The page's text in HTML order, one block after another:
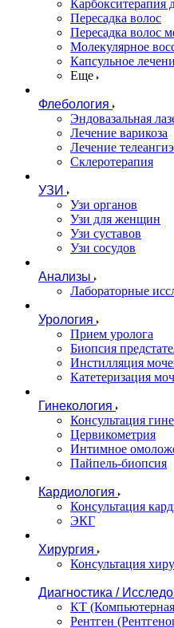
Карбокситерапия
Пересадка волос
Пересадка волос
Молекулярное
Капсульное
Еще
Флебология
Эндовазальная
Лечение варикоза
Лечение
Склеротерапия
УЗИ
Узи органов
Узи для женщин
Узи cуставов
Узи сосудов
Анализы
Лабораторные
Урология
Прием уролога
Биопсия
Инстилляция
Катетеризация
Гинекология
Консультация
Цервикометрия
Интимное
Пайпель-биопсия
Кардиология
Консультация
ЭКГ
Хирургия
Консультация
Диагностика /
КТ
Рентген